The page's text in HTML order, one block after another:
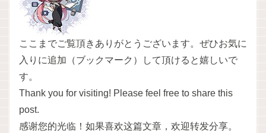
ここまでご覧頂きありがとうございます。ぜひお気に
入りに追加（ブックマーク）して頂けると嬉しいで
す。
Thank you for visiting! Please feel free to share this
post.
感谢您的光临！如果喜欢这篇文章，欢迎转发分享。